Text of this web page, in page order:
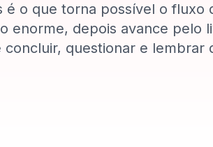
é o que torna possível o fluxo
enorme, depois avance pelo
concluir, questionar e